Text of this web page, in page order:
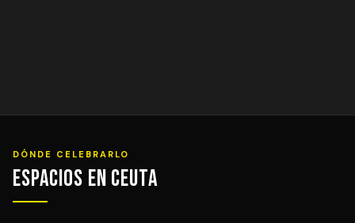
DÓNDE CELEBRARLO
Espacios en Ceuta